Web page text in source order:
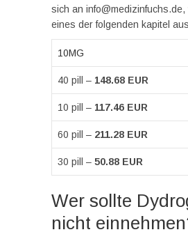
sich an
eines der folgenden kapitel
10MG
40 pill – 148.68 EUR
10 pill – 117.46 EUR
60 pill – 211.28 EUR
30 pill – 50.88 EUR
Wer sollte
nicht